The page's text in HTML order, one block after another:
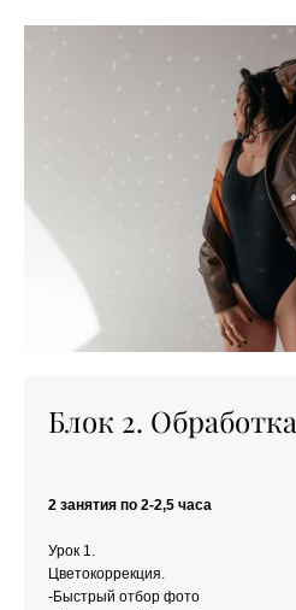
Блок 2. Обработка
2 занятия по 2-2,5 часа
Урок 1.
Цветокоррекция.
-Быстрый отбор фото